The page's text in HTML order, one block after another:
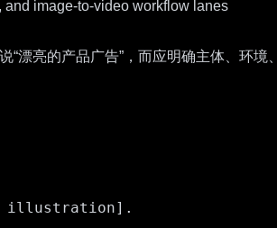
漂亮的产品广告”，而应明确主体、环
illustration].